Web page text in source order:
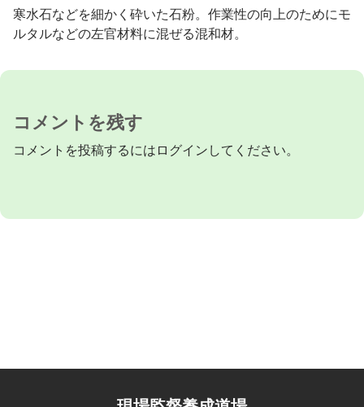
寒水石などを細かく砕いた石粉。作業性の向上のためにモ
ルタルなどの左官材料に混ぜる混和材。
コメントを残す
コメントを投稿するには ログイン してください。